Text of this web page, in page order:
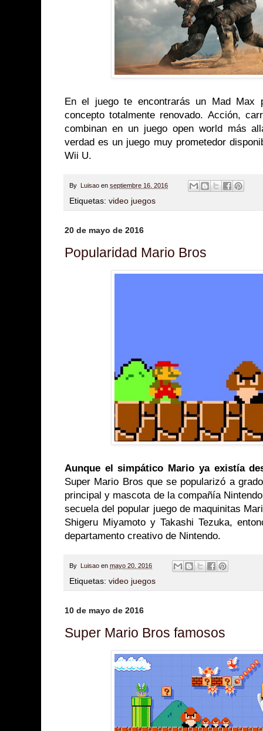
En el juego te encontrarás un Mad Max
concepto totalmente renovado. Acción,
combinan en un juego open world más
verdad es un juego muy prometedor
Wii U.
By Luisao en septiembre 16, 2016
Etiquetas: video juegos
20 de mayo de 2016
Popularidad Mario Bros
Aunque el simpático Mario ya existía
Super Mario Bros que se popularizó a
principal y mascota de la compañía
secuela del popular juego de maquinitas
Shigeru Miyamoto y Takashi Tezuka,
departamento creativo de Nintendo.
By Luisao en mayo 20, 2016
Etiquetas: video juegos
10 de mayo de 2016
Super Mario Bros famosos